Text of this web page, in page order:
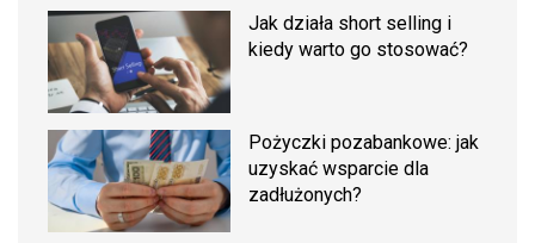
Jak działa short selling i
kiedy warto go stosować?
Pożyczki pozabankowe: jak
uzyskać wsparcie dla
zadłużonych?